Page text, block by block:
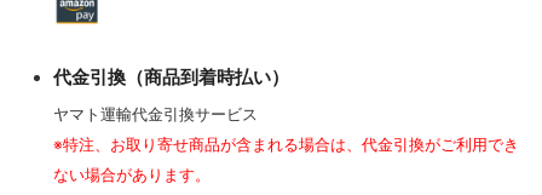
代金引換（商品到着時払い）
ヤマト運輸代金引換サービス
※特注、お取り寄せ商品が含まれる場合は、代金引換がご利用でき
ない場合があります。